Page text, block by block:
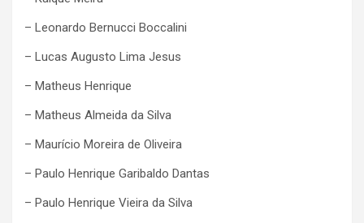
– Leonardo Bernucci Boccalini
– Lucas Augusto Lima Jesus
– Matheus Henrique
– Matheus Almeida da Silva
– Maurício Moreira de Oliveira
– Paulo Henrique Garibaldo Dantas
– Paulo Henrique Vieira da Silva